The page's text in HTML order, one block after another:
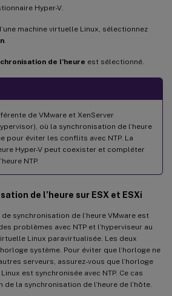
Hyper-V.
machine virtuelle Linux, sélectionnez
de l’heure est sélectionné.
de VMware et XenServer
où la synchronisation de l’heure
pour éviter les conflits avec NTP. La
Hyper-V peut coexister et compléter
NTP.
de l’heure sur ESX et ESXi
synchronisation de l’heure VMware est
problèmes avec NTP et l’hyperviseur au
Linux paravirtualisée. Les deux
système. Pour éviter que l’horloge ne
serveurs, assurez-vous que l’horloge
est synchronisée avec NTP. Ce cas
la synchronisation de l’heure de l’hôte.